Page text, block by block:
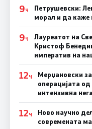
9Ч
Петрушевски:
морал и да каже
9Ч
Лауреатот на
Кристоф
императив на
12Ч
Мерџановски
операцијата
интензивна
12Ч
Ново научно
современата